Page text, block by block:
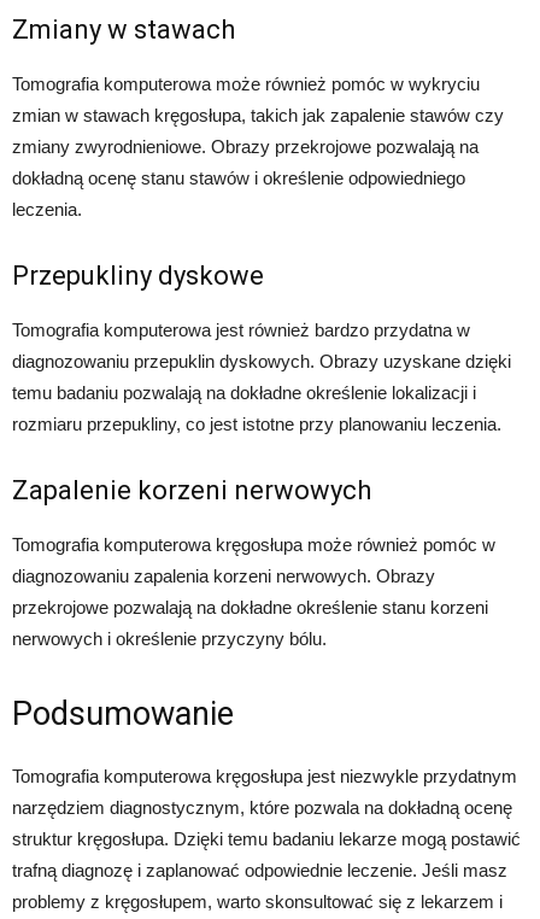
Zmiany w stawach
Tomografia komputerowa może również pomóc w wykryciu
zmian w stawach kręgosłupa, takich jak zapalenie stawów czy
zmiany zwyrodnieniowe. Obrazy przekrojowe pozwalają na
dokładną ocenę stanu stawów i określenie odpowiedniego
leczenia.
Przepukliny dyskowe
Tomografia komputerowa jest również bardzo przydatna w
diagnozowaniu przepuklin dyskowych. Obrazy uzyskane dzięki
temu badaniu pozwalają na dokładne określenie lokalizacji i
rozmiaru przepukliny, co jest istotne przy planowaniu leczenia.
Zapalenie korzeni nerwowych
Tomografia komputerowa kręgosłupa może również pomóc w
diagnozowaniu zapalenia korzeni nerwowych. Obrazy
przekrojowe pozwalają na dokładne określenie stanu korzeni
nerwowych i określenie przyczyny bólu.
Podsumowanie
Tomografia komputerowa kręgosłupa jest niezwykle przydatnym
narzędziem diagnostycznym, które pozwala na dokładną ocenę
struktur kręgosłupa. Dzięki temu badaniu lekarze mogą postawić
trafną diagnozę i zaplanować odpowiednie leczenie. Jeśli masz
problemy z kręgosłupem, warto skonsultować się z lekarzem i